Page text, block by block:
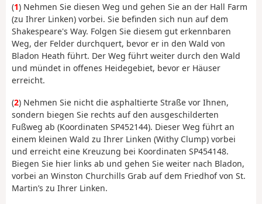
(1) Nehmen Sie diesen Weg und gehen Sie an der Hall Farm
(zu Ihrer Linken) vorbei. Sie befinden sich nun auf dem
Shakespeare's Way. Folgen Sie diesem gut erkennbaren
Weg, der Felder durchquert, bevor er in den Wald von
Bladon Heath führt. Der Weg führt weiter durch den Wald
und mündet in offenes Heidegebiet, bevor er Häuser
erreicht.
(2) Nehmen Sie nicht die asphaltierte Straße vor Ihnen,
sondern biegen Sie rechts auf den ausgeschilderten
Fußweg ab (Koordinaten SP452144). Dieser Weg führt an
einem kleinen Wald zu Ihrer Linken (Withy Clump) vorbei
und erreicht eine Kreuzung bei Koordinaten SP454148.
Biegen Sie hier links ab und gehen Sie weiter nach Bladon,
vorbei an Winston Churchills Grab auf dem Friedhof von St.
Martin’s zu Ihrer Linken.